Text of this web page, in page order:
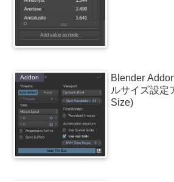
Addon
Blender Addon
ルサイズ設定
Size)